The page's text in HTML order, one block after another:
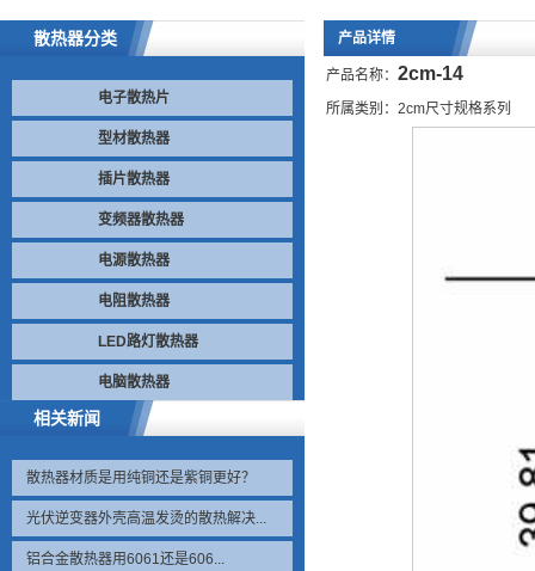
散热器分类
电子散热片
型材散热器
插片散热器
变频器散热器
电源散热器
电阻散热器
LED路灯散热器
电脑散热器
相关新闻
散热器材质是用纯铜还是紫铜更好？
光伏逆变器外壳高温发烫的散热解决...
铝合金散热器用6061还是606...
产品详情
产品名称： 2cm-14
所属类别：2cm尺寸规格系列